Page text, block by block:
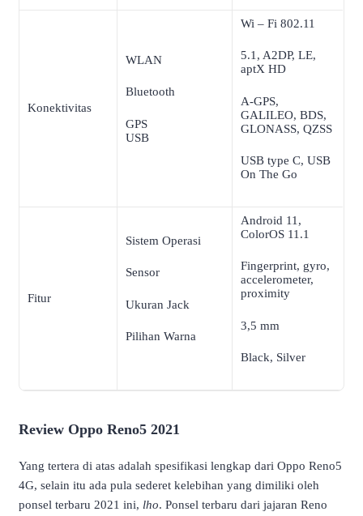
Konektivitas
WLAN
Bluetooth
GPS
USB
Wi – Fi 802.11
5.1, A2DP, LE,
aptX HD
A-GPS,
GALILEO, BDS,
GLONASS, QZSS
USB type C, USB
On The Go
Fitur
Sistem Operasi
Sensor
Ukuran Jack
Pilihan Warna
Android 11,
ColorOS 11.1
Fingerprint, gyro,
accelerometer,
proximity
3,5 mm
Black, Silver
Review Oppo Reno5 2021
Yang tertera di atas adalah spesifikasi lengkap dari Oppo Reno5
4G, selain itu ada pula sederet kelebihan yang dimiliki oleh
ponsel terbaru 2021 ini, lho. Ponsel terbaru dari jajaran Reno